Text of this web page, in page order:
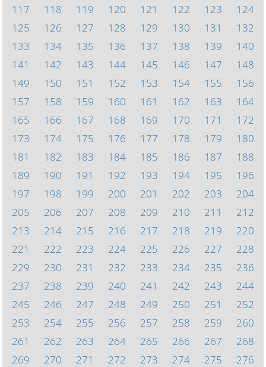
117
118 119 120 121 122 123
124
125
126 127 128 129 130 131
132
133
134 135 136 137 138 139
140
141
142 143 144 145 146 147
148
149
150 151 152 153 154 155
156
157
158 159 160 161 162 163
164
165
166 167 168 169 170 171
172
173
174 175 176 177 178 179
180
181
182 183 184 185 186 187
188
189
190 191 192 193 194 195
196
197
198 199 200 201 202 203
204
205
206 207 208 209 210 211
212
213
214 215 216 217 218 219
220
221
222 223 224 225 226 227
228
229
230 231 232 233 234 235
236
237
238 239 240 241 242 243
244
245
246 247 248 249 250 251
252
253
254 255 256 257 258 259
260
261
262 263 264 265 266 267
268
269
270 271 272 273 274 275
276